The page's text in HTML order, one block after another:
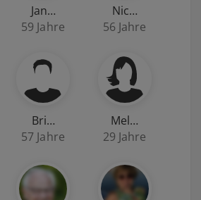
Jan…
59 Jahre
Nic…
56 Jahre
Bri…
57 Jahre
Mel…
29 Jahre